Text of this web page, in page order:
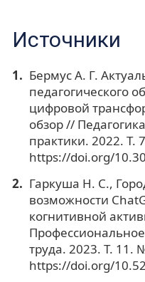
Источники
Бермус А. Г.
педагогического
цифровой
обзор //
практики. 2022. Т.
https://doi.org/
Гаркуша Н. С.,
возможности
когнитивной
труда. 2023. Т. 11.
https://doi.org/